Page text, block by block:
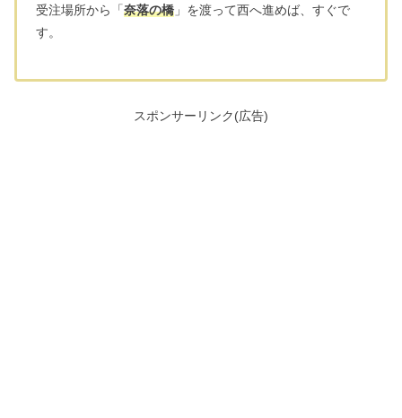
受注場所から「奈落の橋 」を渡って西へ進めば、すぐで
す。
スポンサーリンク(広告)